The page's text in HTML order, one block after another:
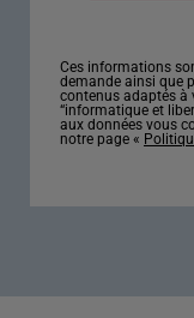
Ces informations
demande ainsi que
contenus adaptés à
“informatique et
aux données vous
notre page «